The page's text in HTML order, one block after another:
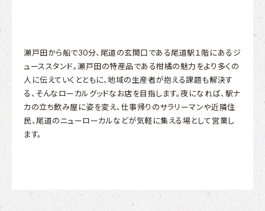
瀬戸田から船で30分、尾道の玄関口である尾道駅１階にあるジ
ューススタンド。瀬戸田の特産品である柑橘の魅力をより多くの
人に伝えていくとともに、地域の生産者が抱える課題も解決す
る、そんなローカルグッドなお店を目指します。夜になれば、駅ナ
カの立ち飲み屋に姿を変え、仕事帰りのサラリーマンや近隣住
民、尾道のニューローカルなどが気軽に集える場として営業し
ます。